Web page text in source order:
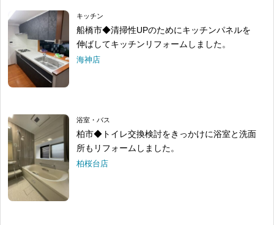
キッチン
船橋市◆清掃性UPのためにキッチンパネルを
伸ばしてキッチンリフォームしました。
海神店
浴室・バス
柏市◆トイレ交換検討をきっかけに浴室と洗面
所もリフォームしました。
柏桜台店